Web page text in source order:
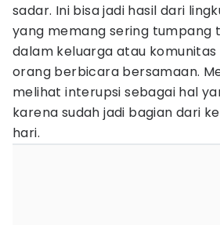
sadar. Ini bisa jadi hasil dari
yang memang sering tumpang
dalam keluarga atau
orang berbicara bersamaan.
melihat interupsi sebagai hal
karena sudah jadi bagian dari
hari.